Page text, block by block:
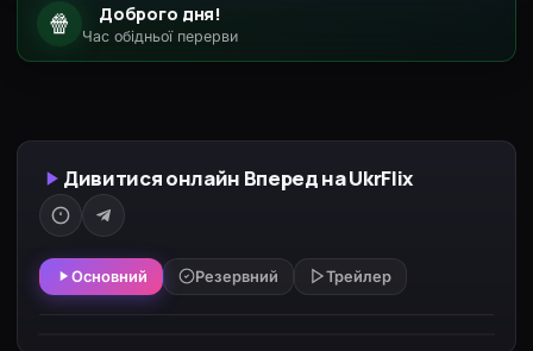
🍿 Доброго дня!
Час обідньої перерви
Дивитися онлайн Вперед на UkrFlix
Основний Резервний Трейлер